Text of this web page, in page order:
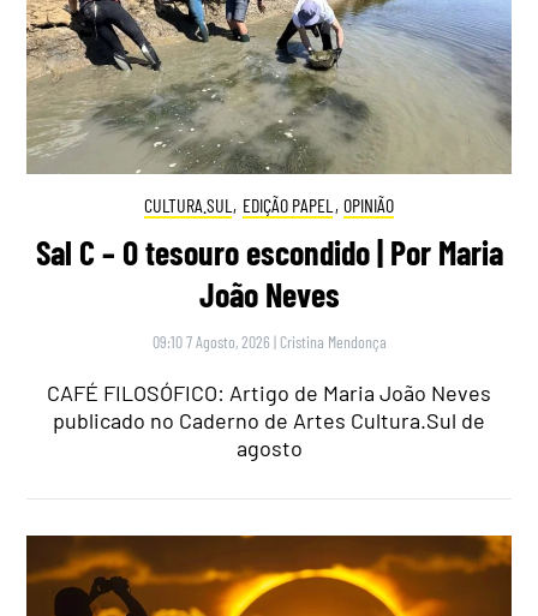
CULTURA.SUL , EDIÇÃO PAPEL , OPINIÃO
Sal C – O tesouro escondido | Por Maria
João Neves
09:10 7 Agosto, 2026 | Cristina Mendonça
CAFÉ FILOSÓFICO: Artigo de Maria João Neves
publicado no Caderno de Artes Cultura.Sul de
agosto